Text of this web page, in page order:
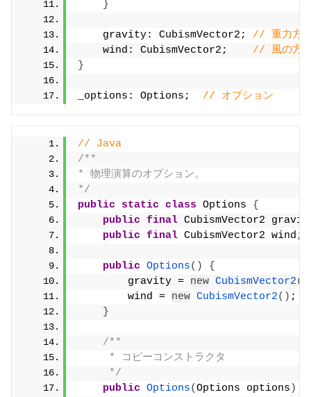
}
    gravity: CubismVector2;
// 重力方
    wind: CubismVector2;
// 風の方
}
_options: Options; // オプション
// Java
/**
* 物理演算のオプション。
*/
public
static class Options {
public final CubismVector2
public final CubismVector2 wind;
public Options()
{
        gravity =
new CubismVector2()
        wind =
new CubismVector2() ;
}
/**
     * コピーコンストラクタ
     */
public Options(Options options )